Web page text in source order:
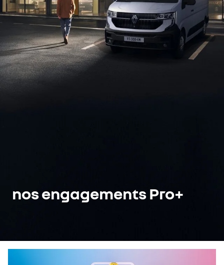
nos engagements Pro+